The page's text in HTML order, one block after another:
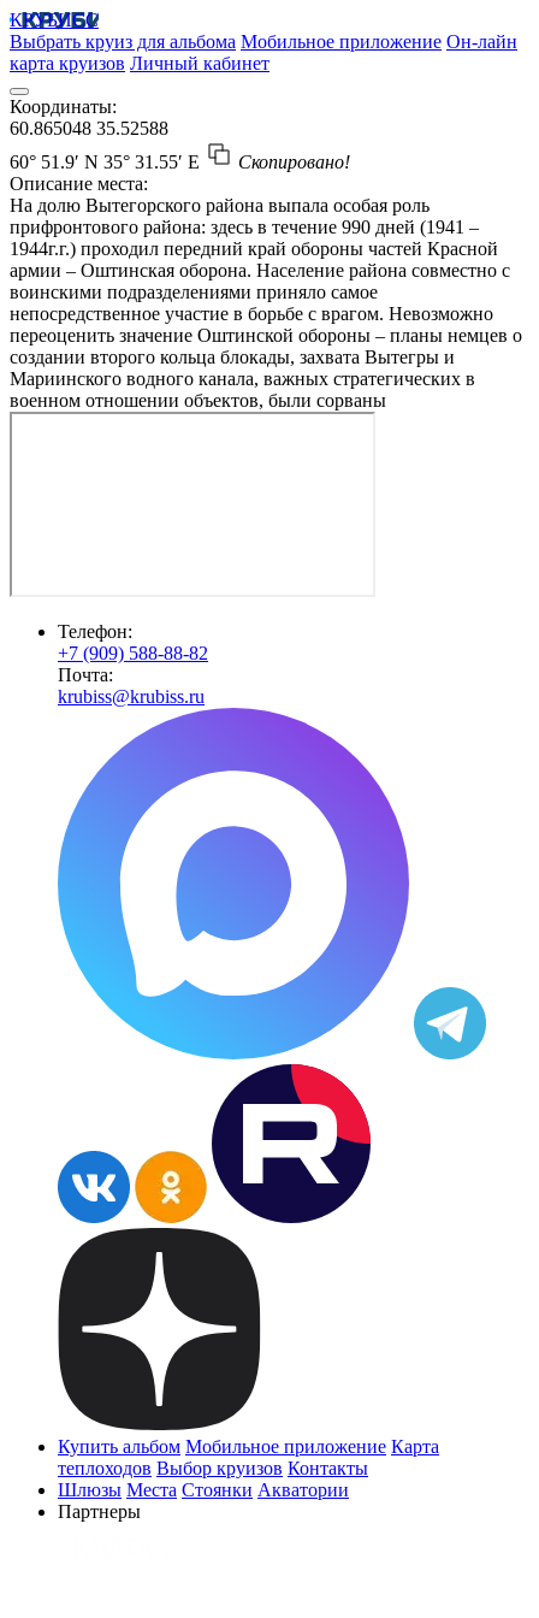
КРУБИСС
Выбрать круиз для альбома Мобильное приложение Он-лайн
карта круизов Личный кабинет
Координаты:
60.865048 35.52588
60° 51.9′ N 35° 31.55′ E
Скопировано!
Описание места:
На долю Вытегорского района выпала особая роль
прифронтового района: здесь в течение 990 дней (1941 –
1944г.г.) проходил передний край обороны частей Красной
армии – Оштинская оборона. Население района совместно с
воинскими подразделениями приняло самое
непосредственное участие в борьбе с врагом. Невозможно
переоценить значение Оштинской обороны – планы немцев о
создании второго кольца блокады, захвата Вытегры и
Мариинского водного канала, важных стратегических в
военном отношении объектов, были сорваны
Телефон:
+7 (909) 588-88-82
Почта:
krubiss@krubiss.ru
Купить альбом Мобильное приложение Карта
теплоходов Выбор круизов Контакты
Шлюзы Места Стоянки Акватории
Партнеры